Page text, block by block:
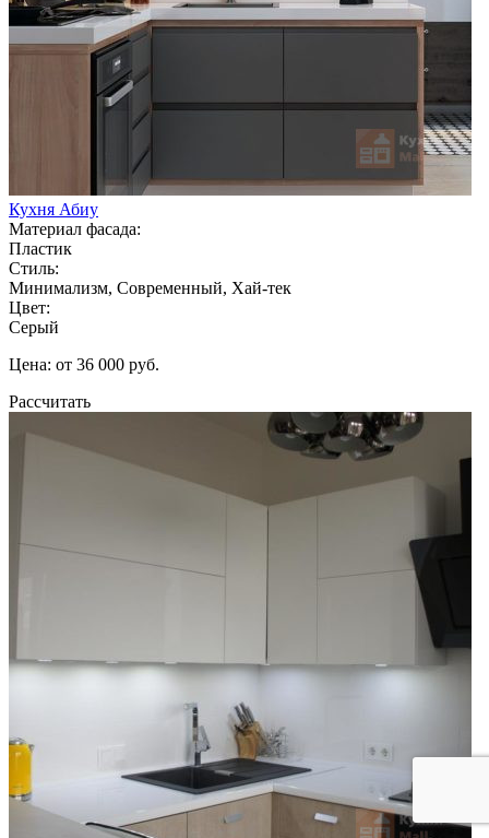
Кухня Абиу
Материал фасада:
Пластик
Стиль:
Минимализм, Современный, Хай-тек
Цвет:
Серый
Цена: от 36 000 руб.
Рассчитать